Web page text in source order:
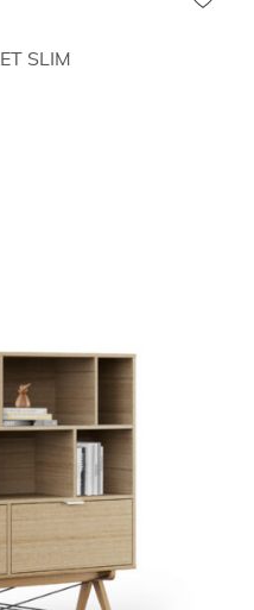
SLIM